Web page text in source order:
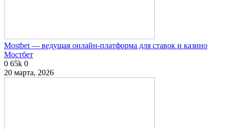
Mostbet — ведущая онлайн-платформа для ставок и казино
Мостбет
0 65k 0
20 марта, 2026